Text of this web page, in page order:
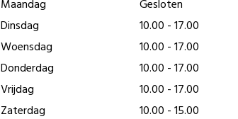
Maandag
Gesloten
Dinsdag
10.00 - 17.00
Woensdag
10.00 - 17.00
Donderdag
10.00 - 17.00
Vrijdag
10.00 - 17.00
Zaterdag
10.00 - 15.00